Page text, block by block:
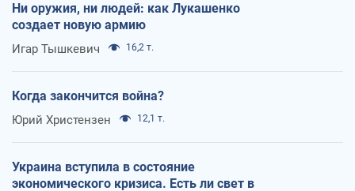
Ни оружия, ни людей: как Лукашенко
создает новую армию
Игар Тышкевич 16,2 т.
Когда закончится война?
Юрий Христензен 12,1 т.
Украина вступила в состояние
экономического кризиса. Есть ли свет в